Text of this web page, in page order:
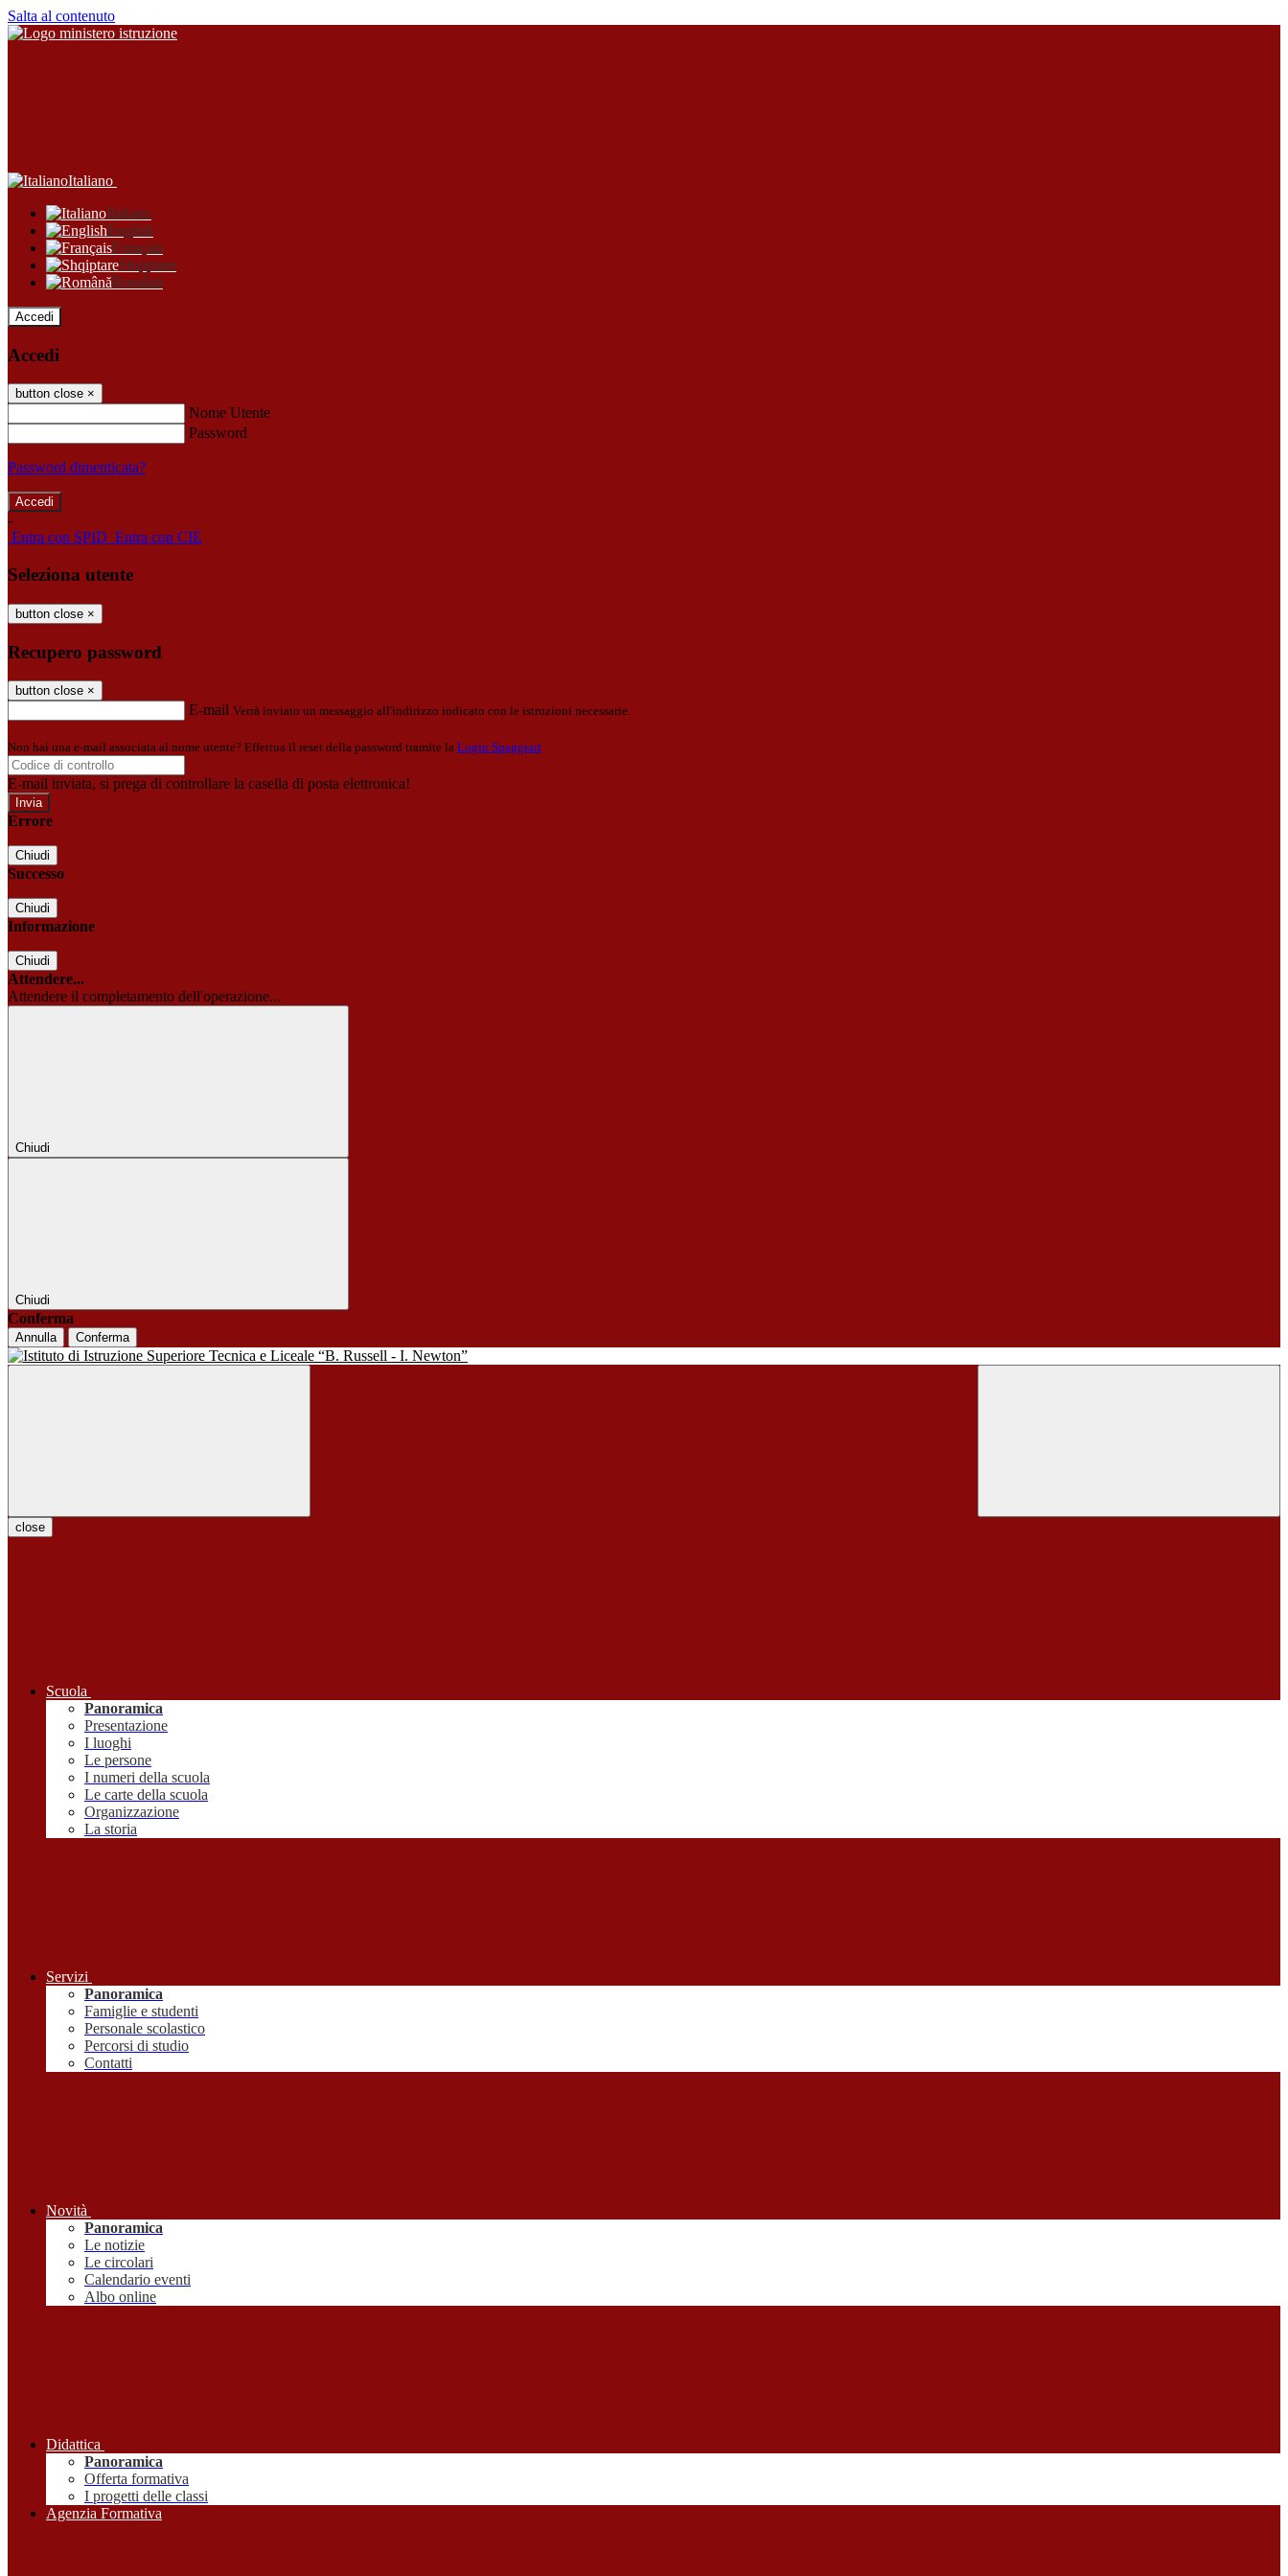
Salta al contenuto
Italiano
Italiano
English
Français
Shqiptare
Română
Accedi
Accedi
button close ×
Nome Utente
Password
Password dimenticata?
-
Entra con SPID Entra con CIE
Seleziona utente
button close ×
Recupero password
button close ×
E-mail Verrà inviato un messaggio all'indirizzo indicato con le istruzioni necessarie.
Non hai una e-mail associata al nome utente? Effettua il reset della password tramite la Login Spaggiari
E-mail inviata, si prega di controllare la casella di posta elettronica!
Errore
Chiudi
Successo
Chiudi
Informazione
Chiudi
Attendere...
Attendere il completamento dell'operazione...
Chiudi
Chiudi
Conferma
Annulla Conferma
close
Scuola
Panoramica
Presentazione
I luoghi
Le persone
I numeri della scuola
Le carte della scuola
Organizzazione
La storia
Servizi
Panoramica
Famiglie e studenti
Personale scolastico
Percorsi di studio
Contatti
Novità
Panoramica
Le notizie
Le circolari
Calendario eventi
Albo online
Didattica
Panoramica
Offerta formativa
I progetti delle classi
Agenzia Formativa